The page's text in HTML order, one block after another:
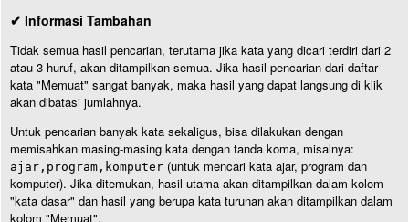
✔ Informasi Tambahan
Tidak semua hasil pencarian, terutama jika kata yang dicari terdiri dari 2
atau 3 huruf, akan ditampilkan semua. Jika hasil pencarian dari daftar
kata "Memuat" sangat banyak, maka hasil yang dapat langsung di klik
akan dibatasi jumlahnya.
Untuk pencarian banyak kata sekaligus, bisa dilakukan dengan
memisahkan masing-masing kata dengan tanda koma, misalnya:
ajar,program,komputer (untuk mencari kata ajar, program dan
komputer). Jika ditemukan, hasil utama akan ditampilkan dalam kolom
"kata dasar" dan hasil yang berupa kata turunan akan ditampilkan dalam
kolom "Memuat".